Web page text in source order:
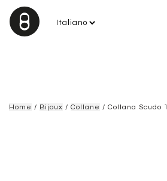
Home / Bijoux / Collane / Collana Scudo 1